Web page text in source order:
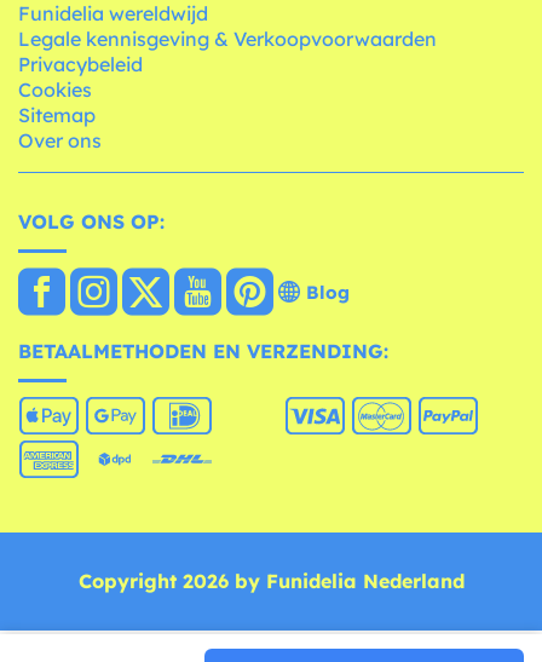
Funidelia wereldwijd
Legale kennisgeving & Verkoopvoorwaarden
Privacybeleid
Cookies
Sitemap
Over ons
VOLG ONS OP:
Blog
BETAALMETHODEN EN VERZENDING:
Copyright 2026 by Funidelia Nederland